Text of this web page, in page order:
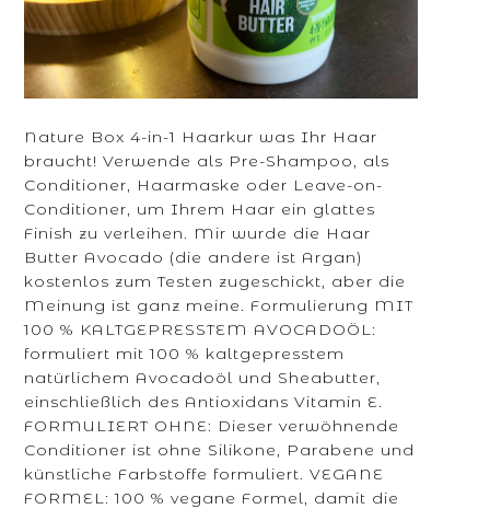
Nature Box 4-in-1 Haarkur was Ihr Haar
braucht! Verwende als Pre-Shampoo, als
Conditioner, Haarmaske oder Leave-on-
Conditioner, um Ihrem Haar ein glattes
Finish zu verleihen. Mir wurde die Haar
Butter Avocado (die andere ist Argan)
kostenlos zum Testen zugeschickt, aber die
Meinung ist ganz meine. Formulierung MIT
100 % KALTGEPRESSTEM AVOCADOÖL:
formuliert mit 100 % kaltgepresstem
natürlichem Avocadoöl und Sheabutter,
einschließlich des Antioxidans Vitamin E.
FORMULIERT OHNE: Dieser verwöhnende
Conditioner ist ohne Silikone, Parabene und
künstliche Farbstoffe formuliert. VEGANE
FORMEL: 100 % vegane Formel, damit die